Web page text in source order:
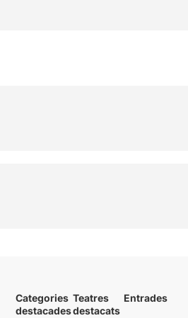
Categories
destacades
Teatres
destacats
Entrades